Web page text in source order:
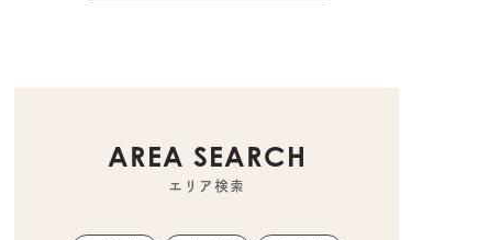
AREA SEARCH
エリア検索